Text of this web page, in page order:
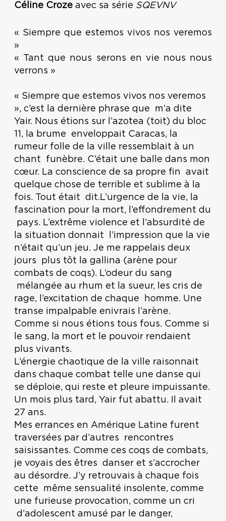
Céline Croze avec sa série SQEVNV
« Siempre que estemos vivos nos veremos
»
« Tant que nous serons en vie nous nous
verrons »
« Siempre que estemos vivos nos veremos
», c’est la dernière phrase que m’a dite
Yair. Nous étions sur l’azotea (toit) du bloc
11, la brume enveloppait Caracas, la
rumeur folle de la ville ressemblait à un
chant funèbre. C’était une balle dans mon
cœur. La conscience de sa propre fin avait
quelque chose de terrible et sublime à la
fois. Tout était dit.L’urgence de la vie, la
fascination pour la mort, l’effondrement du
pays. L’extrême violence et l’absurdité de
la situation donnait l’impression que la vie
n’était qu’un jeu. Je me rappelais deux
jours plus tôt la gallina (arène pour
combats de coqs). L’odeur du sang
mélangée au rhum et la sueur, les cris de
rage, l’excitation de chaque homme. Une
transe impalpable enivrais l’arène.
Comme si nous étions tous fous. Comme si
le sang, la mort et le pouvoir rendaient
plus vivants.
L’énergie chaotique de la ville raisonnait
dans chaque combat telle une danse qui
se déploie, qui reste et pleure impuissante.
Un mois plus tard, Yair fut abattu. Il avait
27 ans.
Mes errances en Amérique Latine furent
traversées par d’autres rencontres
saisissantes. Comme ces coqs de combats,
je voyais des êtres danser et s’accrocher
au désordre. J’y retrouvais à chaque fois
cette même sensualité insolente, comme
une furieuse provocation, comme un cri
d’adolescent amusé par le danger,